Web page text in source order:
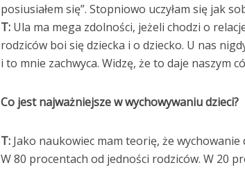
posiusiałem się”. Stopniowo uczyłam się jak
T: Ula ma mega zdolności, jeżeli chodzi o
rodziców boi się dziecka i o dziecko. U nas
i to mnie zachwyca. Widzę, że to daje naszym
Co jest najważniejsze w wychowywaniu dzieci?
T: Jako naukowiec mam teorię, że wychowanie
W 80 procentach od jedności rodziców. W 20